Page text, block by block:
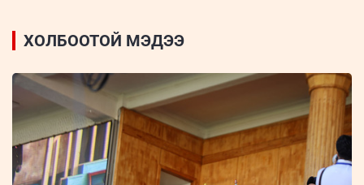
ХОЛБООТОЙ МЭДЭЭ